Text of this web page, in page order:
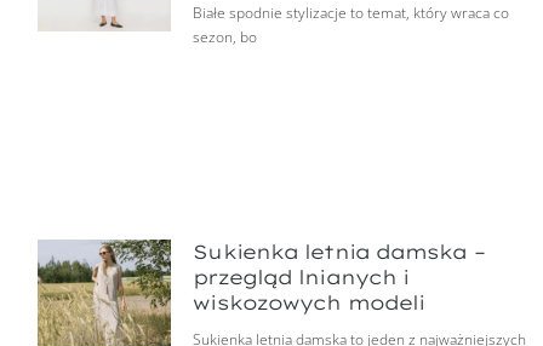
Białe spodnie stylizacje to temat, który wraca co
sezon, bo
Sukienka letnia damska –
przegląd lnianych i
wiskozowych modeli
Sukienka letnia damska to jeden z najważniejszych